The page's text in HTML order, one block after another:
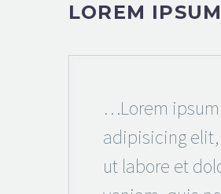
LOREM
…Lorem
adipisicing
ut labore et